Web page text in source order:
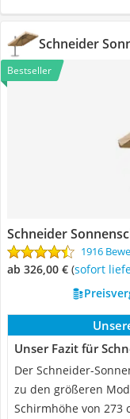
Schneider
Bestseller
Schneider
1916
ab 326,00 € ( Sofort
Unser Fazit für
Der Schneider-
zu den größeren
Schirmhöhe von 273